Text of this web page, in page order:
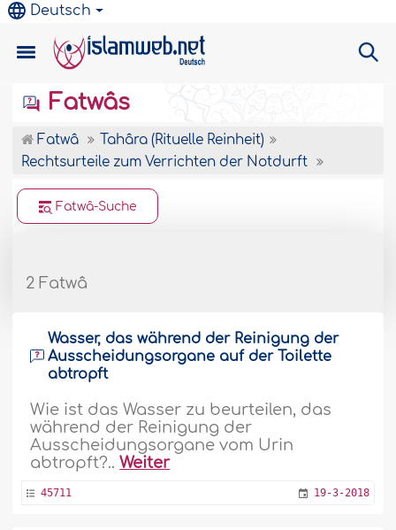
Deutsch
Fatwâs
Fatwâ
Tahâra (Rituelle Reinheit)
Rechtsurteile zum Verrichten der Notdurft
Fatwâ-Suche
2 Fatwâ
Wasser, das während der Reinigung der
Ausscheidungsorgane auf der Toilette
abtropft
Wie ist das Wasser zu beurteilen, das
während der Reinigung der
Ausscheidungsorgane vom Urin
abtropft?..Weiter
45711 19-3-2018